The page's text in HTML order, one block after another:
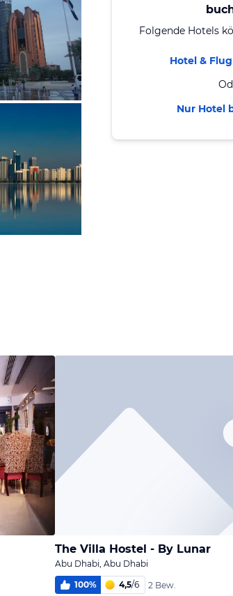
Folgende Hotels
Hotel &
Nur Hotel
The Villa Hostel - By Lunar
Abu Dhabi, Abu Dhabi
100% 4,5/6 2 Bew.